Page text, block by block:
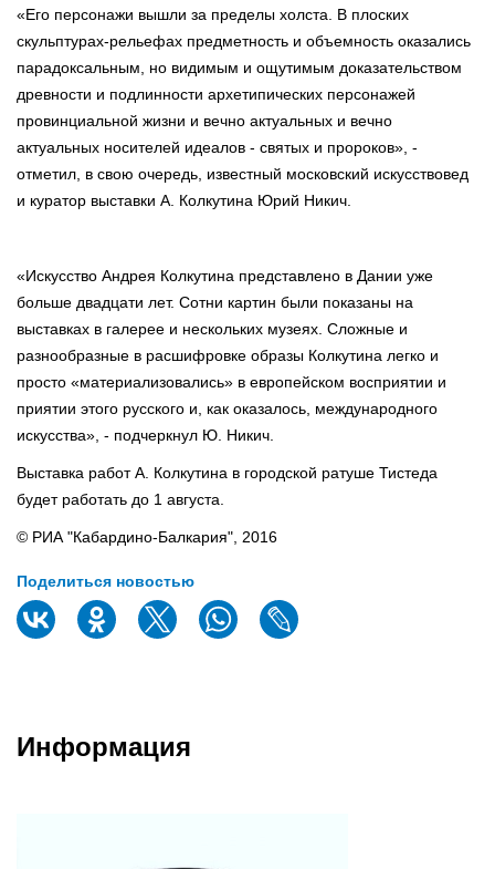
«Его персонажи вышли за пределы холста. В плоских
скульптурах-рельефах предметность и объемность оказались
парадоксальным, но видимым и ощутимым доказательством
древности и подлинности архетипических персонажей
провинциальной жизни и вечно актуальных и вечно
актуальных носителей идеалов - святых и пророков», -
отметил, в свою очередь, известный московский искусствовед
и куратор выставки А. Колкутина Юрий Никич.
«Искусство Андрея Колкутина представлено в Дании уже
больше двадцати лет. Сотни картин были показаны на
выставках в галерее и нескольких музеях. Сложные и
разнообразные в расшифровке образы Колкутина легко и
просто «материализовались» в европейском восприятии и
приятии этого русского и, как оказалось, международного
искусства», - подчеркнул Ю. Никич.
Выставка работ А. Колкутина в городской ратуше Тистеда
будет работать до 1 августа.
© РИА "Кабардино-Балкария", 2016
Поделиться новостью
Информация